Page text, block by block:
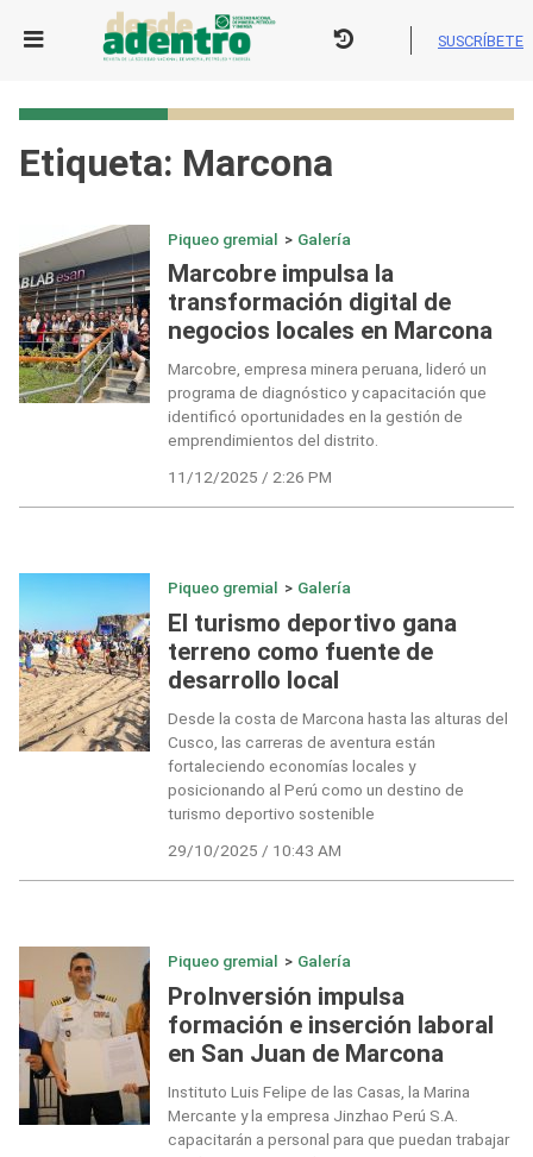
SUSCRÍBETE
Etiqueta: Marcona
Piqueo gremial > Galería
Marcobre impulsa la
transformación digital de
negocios locales en Marcona
Marcobre, empresa minera peruana, lideró un
programa de diagnóstico y capacitación que
identificó oportunidades en la gestión de
emprendimientos del distrito.
11/12/2025 / 2:26 PM
Piqueo gremial > Galería
El turismo deportivo gana
terreno como fuente de
desarrollo local
Desde la costa de Marcona hasta las alturas del
Cusco, las carreras de aventura están
fortaleciendo economías locales y
posicionando al Perú como un destino de
turismo deportivo sostenible
29/10/2025 / 10:43 AM
Piqueo gremial > Galería
ProInversión impulsa
formación e inserción laboral
en San Juan de Marcona
Instituto Luis Felipe de las Casas, la Marina
Mercante y la empresa Jinzhao Perú S.A.
capacitarán a personal para que puedan trabajar